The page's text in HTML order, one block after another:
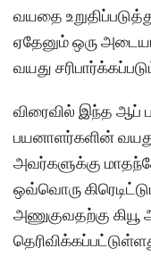
வயதை
ஏதேனும் ஒரு
வயது
விரைவில் இந்த ஆப்
பயனாளர்களின் வயது
அவர்களுக்கு
ஒவ்வொரு
அணுகுவதற்கு கியூ